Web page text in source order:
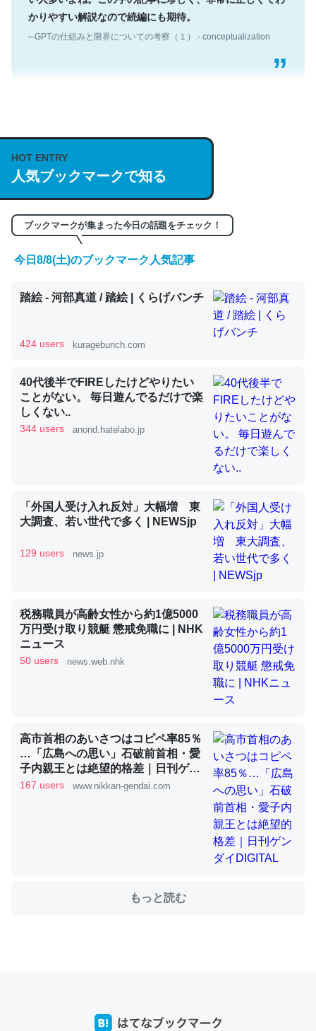
かりやすい解説なので続編にも期待。
─GPTの仕組みと限界についての考察（１） - conceptualization
説してる記事が少ないので貴重な良記事。/続編来た
https://isobe324649.hatenablog.com/entry/2023/03/27
/064121
─GPTの仕組みと限界についての考察（１） - conceptualization
くらい。小説でいう「ずっと前の伏線」は回収されないけ
ど、短期記憶というには多い分量。進化すればするほど分
昆虫ってカルシウム少ないのか。知らんかった。調べたら
コオロギのカルシウム分はエビの600分の1程度。
いる鋏角類（カブトガニ・ウミグモ）はカルシウムを使わ
ずキチンを強化してる筈だが、酵素が違うのか？
─ニュース :: 【研究発表】昆虫学の大問題＝「昆虫はなぜ海にいな
これを元に考えるとカルシウムを大量に使う脊椎動物と貝
類は苦労してるんだな…。腹足類だと殻を無くしてナメク
─ニュース :: 【研究発表】昆虫学の大問題＝「昆虫はなぜ海にいな
HOT ENTRY
人気ブックマークで知る
ブックマークが集まった今日の話題をチェック！
今日8/8(土)のブックマーク人気記事
踏絵 - 河部真道 / 踏絵 | くらげバンチ
424 users kuragebunch.com
40代後半でFIREしたけどやりたい
ことがない。 毎日遊んでるだけで楽
しくない..
344 users anond.hatelabo.jp
「外国人受け入れ反対」大幅増 東
大調査、若い世代で多く | NEWSjp
129 users news.jp
税務職員が高齢女性から約1億5000
万円受け取り競艇 懲戒免職に | NHK
ニュース
50 users news.web.nhk
高市首相のあいさつはコピペ率85％
…「広島への思い」石破前首相・愛
子内親王とは絶望的格差｜日刊ゲン
ダイDIGITAL
167 users www.nikkan-gendai.com
もっと読む